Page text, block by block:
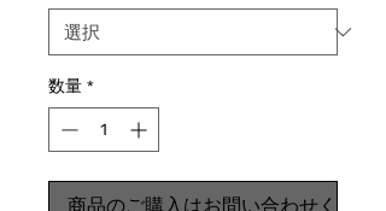
数量 *
商品のご購入はお問い合わせください